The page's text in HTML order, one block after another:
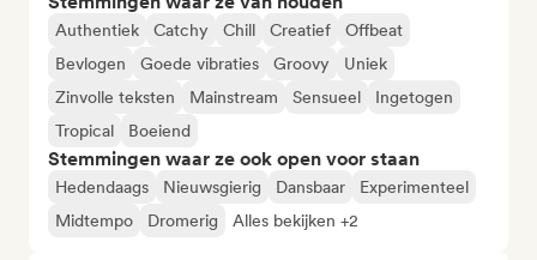
Authentiek Catchy Chill Creatief
Offbeat
Bevlogen
Goede vibraties Groovy
Uniek
Zinvolle teksten
Mainstream Sensueel
Ingetogen
Tropical
Boeiend
Stemmingen waar ze ook open voor staan
Hedendaags Nieuwsgierig Dansbaar
Experimenteel
Midtempo
Dromerig Alles bekijken +2